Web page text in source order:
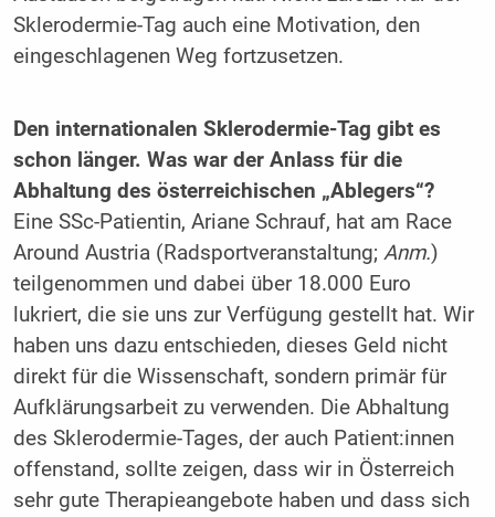
Sklerodermie-Tag auch eine Motivation, den
eingeschlagenen Weg fortzusetzen.
Den internationalen Sklerodermie-Tag gibt es
schon länger. Was war der Anlass für die
Abhaltung des österreichischen „Ablegers“?
Eine SSc-Patientin, Ariane Schrauf, hat am Race
Around Austria (Radsportveranstaltung; Anm.)
teilgenommen und dabei über 18.000 Euro
lukriert, die sie uns zur Verfügung gestellt hat. Wir
haben uns dazu entschieden, dieses Geld nicht
direkt für die Wissenschaft, sondern primär für
Aufklärungsarbeit zu verwenden. Die Abhaltung
des Sklerodermie-Tages, der auch Patient:innen
offenstand, sollte zeigen, dass wir in Österreich
sehr gute Therapieangebote haben und dass sich